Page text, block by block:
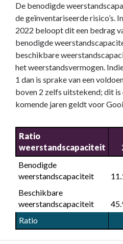
De benodigde
de geïnventariseerde risico’s.
2022 beloopt dit een bedrag
benodigde
beschikbare
het weerstandsvermogen.
1 dan is sprake van een
boven 2 zelfs uitstekend; dit
komende jaren geldt voor
Ratio
weerstandscapaciteit
Benodigde
weerstandscapaciteit
Beschikbare
weerstandscapaciteit
Ratio